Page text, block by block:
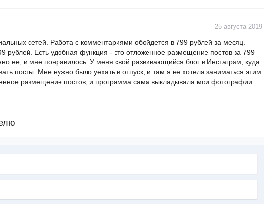
25 августа 2019
сетей. Работа с комментариями обойдется в 799 рублей за месяц.
рублей. Есть удобная функция - это отложенное размещение постов за 799
ее, и мне понравилось. У меня свой развивающийся блог в Инстаграм, куда
посты. Мне нужно было уехать в отпуск, и там я не хотела заниматься этим
размещение постов, и программа сама выкладывала мои фотографии.